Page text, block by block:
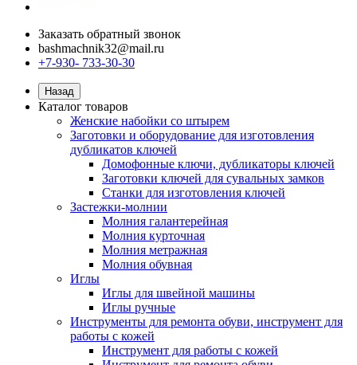
Заказать обратный звонок
bashmachnik32@mail.ru
+7-930- 733-30-30
Назад
Каталог товаров
Женские набойки со штырем
Заготовки и оборудование для изготовления
дубликатов ключей
Домофонные ключи, дубликаторы ключей
Заготовки ключей для сувальных замков
Станки для изготовления ключей
Застежки-молнии
Молния галантерейная
Молния курточная
Молния метражная
Молния обувная
Иглы
Иглы для швейной машины
Иглы ручные
Инструменты для ремонта обуви, инструмент для
работы с кожей
Инструмент для работы с кожей